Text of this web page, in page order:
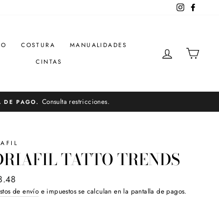
Instagram
COSTURA
MANUALIDADES
CINTAS
INGRESAR
DE PAGO. Consulta restricciones.
TATTO TRENDS
de envío e impuestos se calculan en la pantalla de pagos.